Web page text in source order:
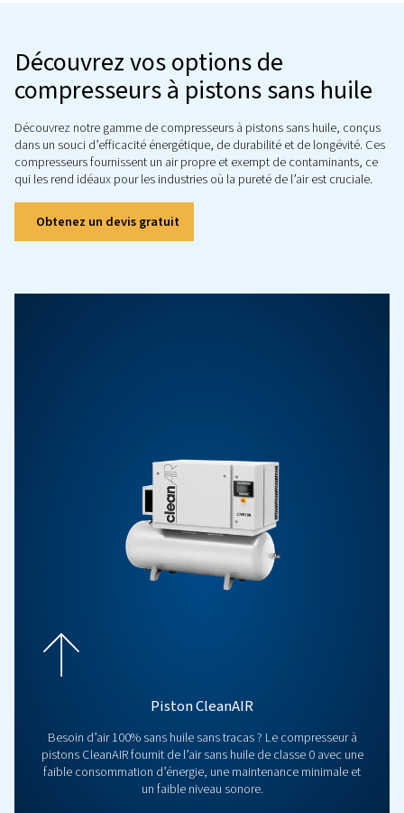
Découvrez notre sélection de compresseurs
comprenant des compresseurs à spirale, des
compresseurs à vis. Chaque type est conçu pour
un large éventail d’exigences. Ces compresseurs
pour durer et pour être fiables, vous
performances dont vous avez besoin.
Découvrez notre gamme de compresseurs à pistons sans
dans un souci d’efficacité énergétique, de durabilité et de
compresseurs fournissent un air propre et exempt de
qui les rend idéaux pour les industries où la pureté de l’air
Obtenez un devis gratuit